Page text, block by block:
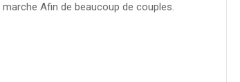
Afin de beaucoup de couples.